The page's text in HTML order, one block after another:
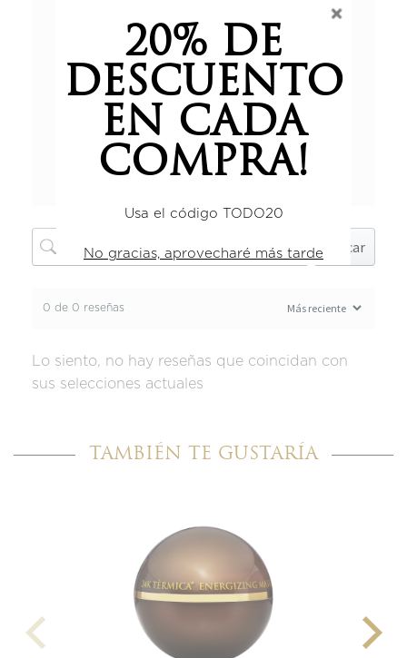
0%
2 estrellas
0%
1 estrella
0%
Añadir una reseña
Buscar
0 de 0 reseñas
Lo siento, no hay reseñas que coincidan con
sus selecciones actuales
TAMBIÉN TE GUSTARÍA
20% DE
DESCUENTO
EN CADA
COMPRA!
Usa el código TODO20
No gracias, aprovecharé más tarde